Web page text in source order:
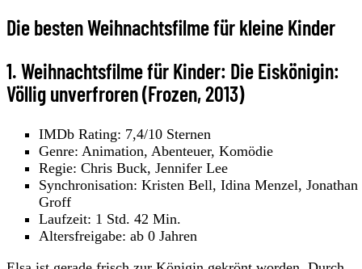
Die besten Weihnachtsfilme für kleine Kinder
1. Weihnachtsfilme für Kinder: Die Eiskönigin:
Völlig unverfroren (Frozen, 2013)
IMDb Rating: 7,4/10 Sternen
Genre: Animation, Abenteuer, Komödie
Regie: Chris Buck, Jennifer Lee
Synchronisation: Kristen Bell, Idina Menzel, Jonathan
Groff
Laufzeit: 1 Std. 42 Min.
Altersfreigabe: ab 0 Jahren